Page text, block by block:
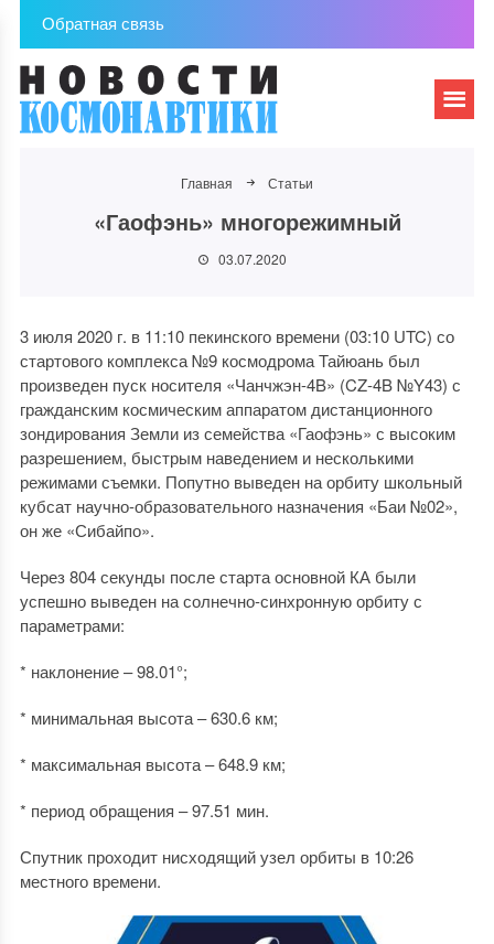
Обратная связь
Главная Статьи
«Гаофэнь» многорежимный
03.07.2020
3 июля 2020 г. в 11:10 пекинского времени (03:10 UTC) со
стартового комплекса №9 космодрома Тайюань был
произведен пуск носителя «Чанчжэн-4B» (CZ-4B №Y43) с
гражданским космическим аппаратом дистанционного
зондирования Земли из семейства «Гаофэнь» с высоким
разрешением, быстрым наведением и несколькими
режимами съемки. Попутно выведен на орбиту школьный
кубсат научно-образовательного назначения «Баи №02»,
он же «Сибайпо».
Через 804 секунды после старта основной КА были
успешно выведен на солнечно-синхронную орбиту с
параметрами:
* наклонение – 98.01°;
* минимальная высота – 630.6 км;
* максимальная высота – 648.9 км;
* период обращения – 97.51 мин.
Спутник проходит нисходящий узел орбиты в 10:26
местного времени.